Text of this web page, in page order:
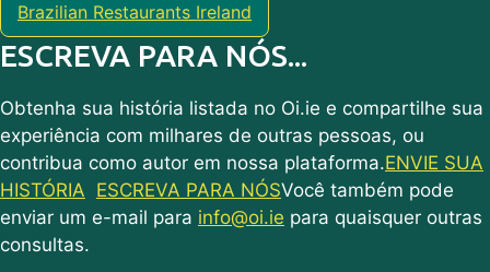
Brazilian Restaurants Ireland
ESCREVA PARA NÓS...
Obtenha sua história listada no Oi.ie e compartilhe sua
experiência com milhares de outras pessoas, ou
contribua como autor em nossa plataforma.ENVIE SUA
HISTÓRIA ESCREVA PARA NÓSVocê também pode
enviar um e-mail para info@oi.ie para quaisquer outras
consultas.